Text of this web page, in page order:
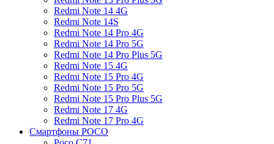
Redmi Note 14 4G
Redmi Note 14S
Redmi Note 14 Pro 4G
Redmi Note 14 Pro 5G
Redmi Note 14 Pro Plus 5G
Redmi Note 15 4G
Redmi Note 15 Pro 4G
Redmi Note 15 Pro 5G
Redmi Note 15 Pro Plus 5G
Redmi Note 17 4G
Redmi Note 17 Pro 4G
Смартфоны POCO